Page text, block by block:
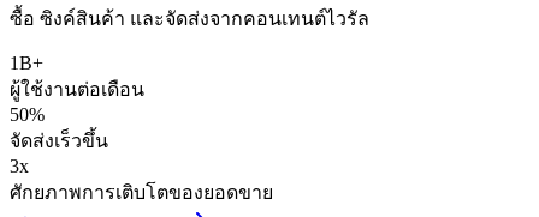
ซื้อ ซิงค์สินค้า และจัดส่งจากคอนเทนต์ไวรัล
1B+
ผู้ใช้งานต่อเดือน
50%
จัดส่งเร็วขึ้น
3x
ศักยภาพการเติบโตของยอดขาย